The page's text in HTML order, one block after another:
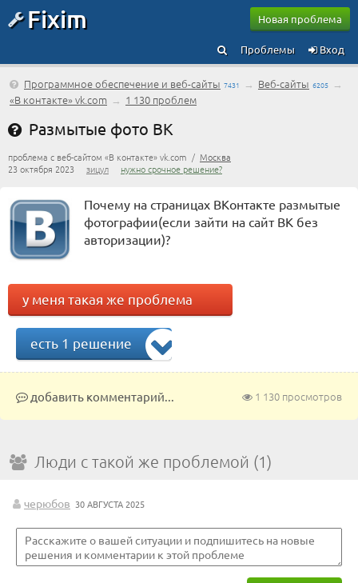
Fixim Новая проблема
Вход
Проблемы
Программное обеспечение и веб-сайты 7431 → Веб-сайты 6205 →
«В контакте» vk.com → 1 130 проблем
Размытые фото ВК
проблема с веб-сайтом «В контакте» vk.com / Москва
23 октября 2023 зицул нужно срочное решение?
Почему на страницах ВКонтакте размытые
фотографии(если зайти на сайт ВК без
авторизации)?
у меня такая же проблема
есть 1 решение
1 130 просмотров
добавить комментарий...
Люди с такой же проблемой (1)
черюбов 30 АВГУСТА 2025